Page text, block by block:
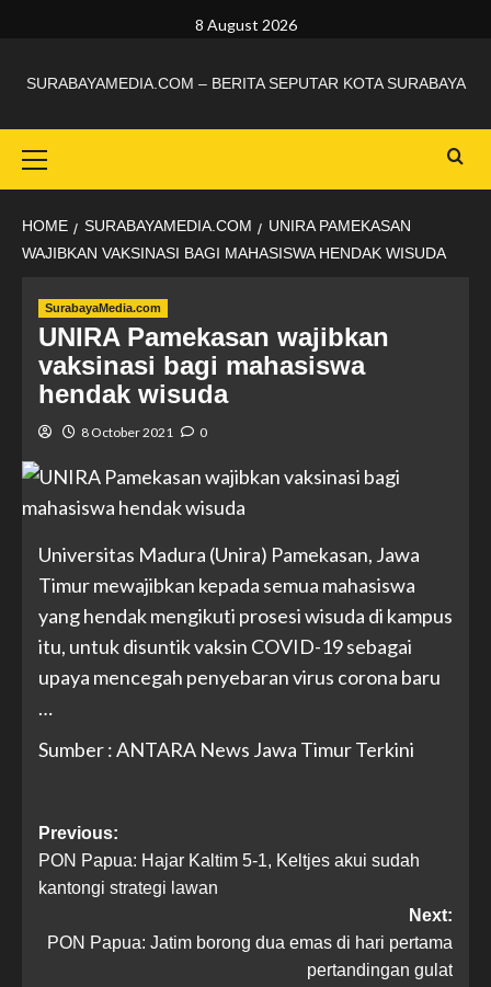
8 August 2026
SURABAYAMEDIA.COM – BERITA SEPUTAR KOTA SURABAYA
HOME SURABAYAMEDIA.COM
UNIRA PAMEKASAN
WAJIBKAN VAKSINASI BAGI MAHASISWA HENDAK WISUDA
SurabayaMedia.com
UNIRA Pamekasan wajibkan
vaksinasi bagi mahasiswa
hendak wisuda
8 October 2021 0
Universitas Madura (Unira) Pamekasan, Jawa
Timur mewajibkan kepada semua mahasiswa
yang hendak mengikuti prosesi wisuda di kampus
itu, untuk disuntik vaksin COVID-19 sebagai
upaya mencegah penyebaran virus corona baru
…
Sumber : ANTARA News Jawa Timur Terkini
Previous:
PON Papua: Hajar Kaltim 5-1, Keltjes akui sudah
kantongi strategi lawan
Next:
PON Papua: Jatim borong dua emas di hari pertama
pertandingan gulat